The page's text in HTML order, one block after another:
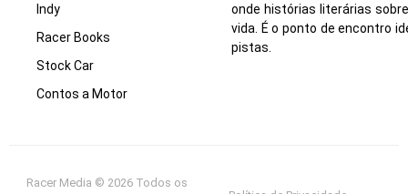
Indy
Racer Books
Stock Car
Contos a Motor
onde histórias literárias
vida. É o ponto de encontro
pistas.
Racer Media © 2026 Todos os